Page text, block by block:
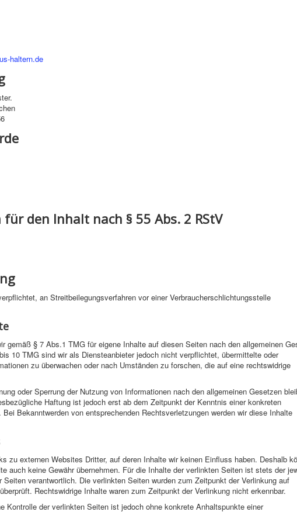
haltern.de
den Inhalt nach § 55 Abs. 2 RStV
an Streitbeilegungsverfahren vor einer Verbraucherschlichtungsstelle
gemäß § 7 Abs.1 TMG für eigene Inhalte auf diesen Seiten nach den allgemeinen
10 TMG sind wir als Diensteanbieter jedoch nicht verpflichtet, übermittelte oder
zu überwachen oder nach Umständen zu forschen, die auf eine rechtswidrige
oder Sperrung der Nutzung von Informationen nach den allgemeinen Gesetzen
Haftung ist jedoch erst ab dem Zeitpunkt der Kenntnis einer konkreten
Bekanntwerden von entsprechenden Rechtsverletzungen werden wir diese Inhalte
zu externen Websites Dritter, auf deren Inhalte wir keinen Einfluss haben. Deshalb
auch keine Gewähr übernehmen. Für die Inhalte der verlinkten Seiten ist stets der
Seiten verantwortlich. Die verlinkten Seiten wurden zum Zeitpunkt der Verlinkung auf
Rechtswidrige Inhalte waren zum Zeitpunkt der Verlinkung nicht erkennbar.
Kontrolle der verlinkten Seiten ist jedoch ohne konkrete Anhaltspunkte einer